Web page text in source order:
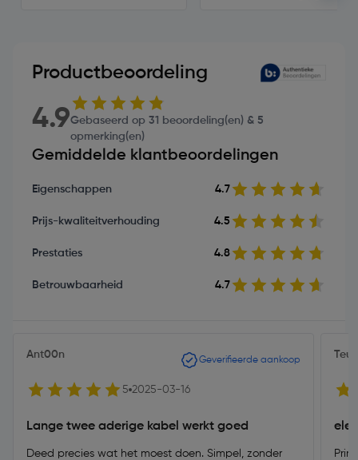
Productbeoordeling
4.9Gebaseerd op 31 beoordeling(en) & 5
opmerking(en)
Gemiddelde klantbeoordelingen
Eigenschappen 4.7
Prijs-kwaliteitverhouding 4.5
Prestaties 4.8
Betrouwbaarheid 4.7
Ant00n Geverifieerde aankoop
5 2025-03-16
Lange twee aderige kabel werkt goed
Deed precies wat het moest doen. Simpel, zonder